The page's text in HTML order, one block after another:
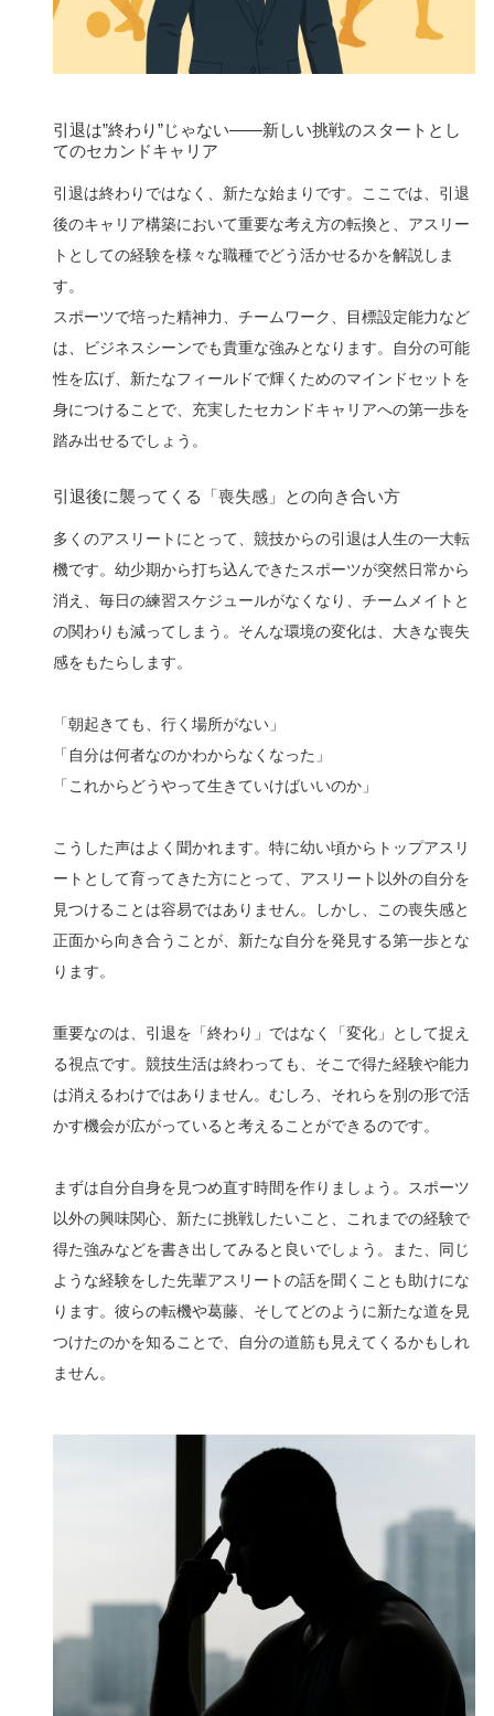
引退は”終わり”じゃない——新しい挑戦のスタートとし
てのセカンドキャリア
引退は終わりではなく、新たな始まりです。ここでは、引退
後のキャリア構築において重要な考え方の転換と、アスリー
トとしての経験を様々な職種でどう活かせるかを解説しま
す。
スポーツで培った精神力、チームワーク、目標設定能力など
は、ビジネスシーンでも貴重な強みとなります。自分の可能
性を広げ、新たなフィールドで輝くためのマインドセットを
身につけることで、充実したセカンドキャリアへの第一歩を
踏み出せるでしょう。
引退後に襲ってくる「喪失感」との向き合い方
多くのアスリートにとって、競技からの引退は人生の一大転
機です。幼少期から打ち込んできたスポーツが突然日常から
消え、毎日の練習スケジュールがなくなり、チームメイトと
の関わりも減ってしまう。そんな環境の変化は、大きな喪失
感をもたらします。
「朝起きても、行く場所がない」
「自分は何者なのかわからなくなった」
「これからどうやって生きていけばいいのか」
こうした声はよく聞かれます。特に幼い頃からトップアスリ
ートとして育ってきた方にとって、アスリート以外の自分を
見つけることは容易ではありません。しかし、この喪失感と
正面から向き合うことが、新たな自分を発見する第一歩とな
ります。
重要なのは、引退を「終わり」ではなく「変化」として捉え
る視点です。競技生活は終わっても、そこで得た経験や能力
は消えるわけではありません。むしろ、それらを別の形で活
かす機会が広がっていると考えることができるのです。
まずは自分自身を見つめ直す時間を作りましょう。スポーツ
以外の興味関心、新たに挑戦したいこと、これまでの経験で
得た強みなどを書き出してみると良いでしょう。また、同じ
ような経験をした先輩アスリートの話を聞くことも助けにな
ります。彼らの転機や葛藤、そしてどのように新たな道を見
つけたのかを知ることで、自分の道筋も見えてくるかもしれ
ません。